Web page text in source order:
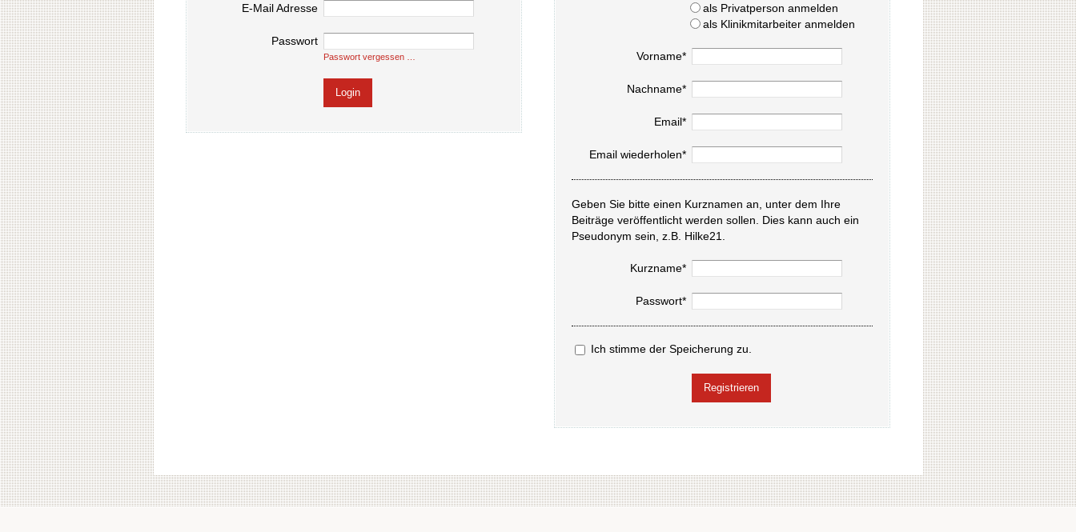
E-Mail Adresse
Passwort
Passwort vergessen …
als Privatperson anmelden
als Klinikmitarbeiter anmelden
Vorname*
Nachname*
Email*
Email wiederholen*
Geben Sie bitte einen Kurznamen an, unter dem Ihre
Beiträge veröffentlicht werden sollen. Dies kann auch ein
Pseudonym sein, z.B. Hilke21.
Kurzname*
Passwort*
Ich stimme der Speicherung zu.